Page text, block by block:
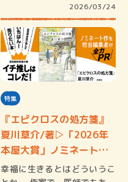
2026/03/24
特集
『エピクロスの処方箋』
夏川草介/著▷「2026年
本屋大賞」ノミネート
作…
幸福に生きるとはどういうこ